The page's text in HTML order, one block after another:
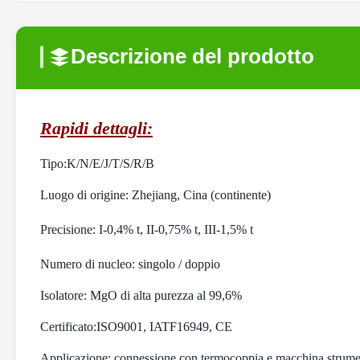
Descrizione del prodotto
Rapidi dettagli:
Tipo:K/N/E/J/T/S/R/B
Luogo di origine: Zhejiang, Cina (continente)
Precisione: I-0,4% t, II-0,75% t, III-1,5% t
Numero di nucleo: singolo / doppio
Isolatore: MgO di alta purezza al 99,6%
Certificato:ISO9001, IATF16949, CE